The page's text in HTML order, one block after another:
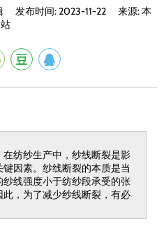
发布时间:2023-11-22 来源:本
站
纺纱生产中，纱线断裂是影
因素。纱线断裂的本质是当
线强度小于纺纱段承受的张
，为了减少纱线断裂，有必